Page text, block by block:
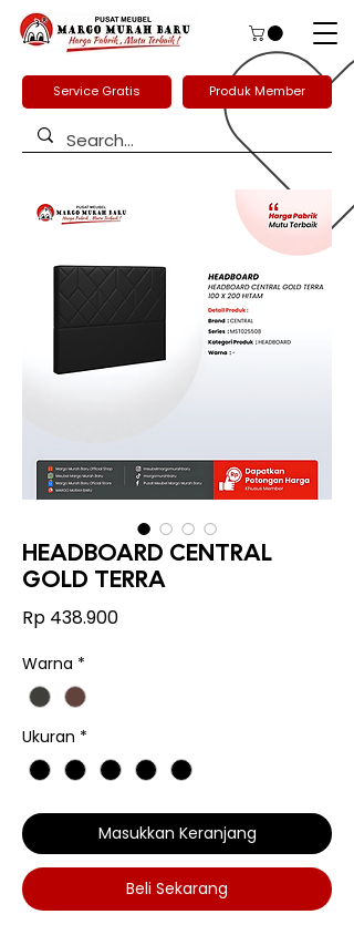
Service Gratis Produk Member
HEADBOARD CENTRAL
GOLD TERRA
Rp 438.900Harga
Warna *
Ukuran *
Masukkan Keranjang
Beli Sekarang